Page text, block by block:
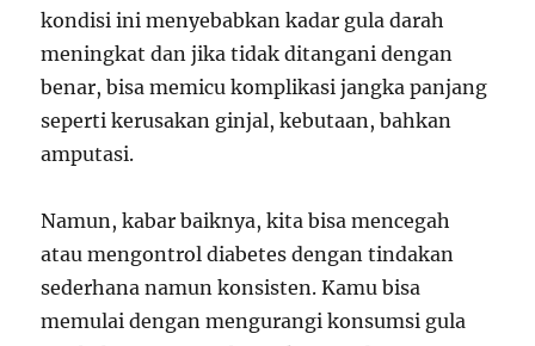
kondisi ini menyebabkan kadar gula darah
meningkat dan jika tidak ditangani dengan
benar, bisa memicu komplikasi jangka panjang
seperti kerusakan ginjal, kebutaan, bahkan
amputasi.
Namun, kabar baiknya, kita bisa mencegah
atau mengontrol diabetes dengan tindakan
sederhana namun konsisten. Kamu bisa
memulai dengan mengurangi konsumsi gula